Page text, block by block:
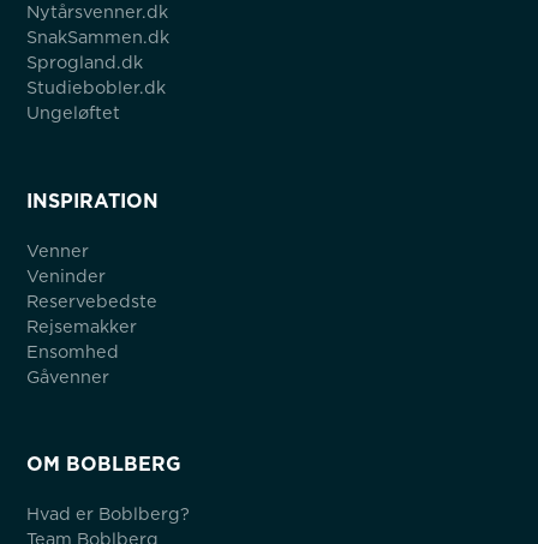
Nytårsvenner.dk
SnakSammen.dk
Sprogland.dk
Studiebobler.dk
Ungeløftet
INSPIRATION
Venner
Veninder
Reservebedste
Rejsemakker
Ensomhed
Gåvenner
OM BOBLBERG
Hvad er Boblberg?
Team Boblberg